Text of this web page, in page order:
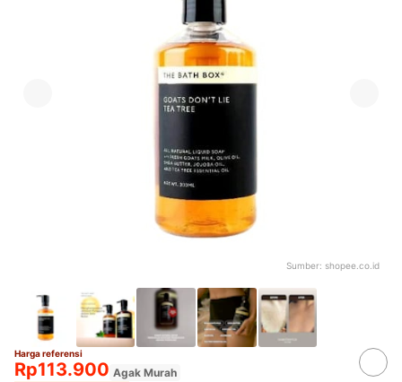
Sumber: shopee.co.id
Harga referensi
Rp113.900 Agak Murah